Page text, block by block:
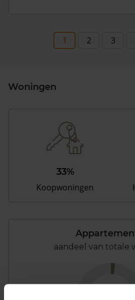
1 2 3
Woningen
33%
Koopwoningen
aandeel van totale